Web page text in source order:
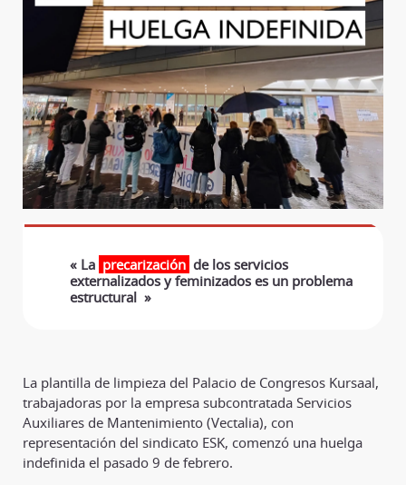
« La precarización de los servicios
externalizados y feminizados es un problema
estructural »
La plantilla de limpieza del Palacio de Congresos Kursaal,
trabajadoras por la empresa subcontratada Servicios
Auxiliares de Mantenimiento (Vectalia), con
representación del sindicato ESK, comenzó una huelga
indefinida el pasado 9 de febrero.